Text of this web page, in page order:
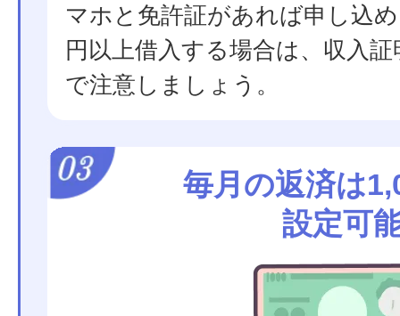
マホと免許証があれば申し込
円以上借入する場合は、収入
で注意しましょう。
毎月の返済は
設定可